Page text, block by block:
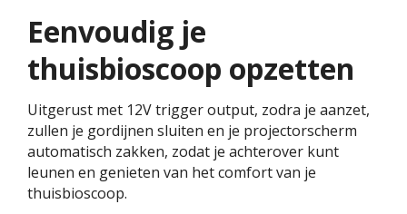
Eenvoudig je
thuisbioscoop opzetten
Uitgerust met 12V trigger output, zodra je aanzet,
zullen je gordijnen sluiten en je projectorscherm
automatisch zakken, zodat je achterover kunt
leunen en genieten van het comfort van je
thuisbioscoop.